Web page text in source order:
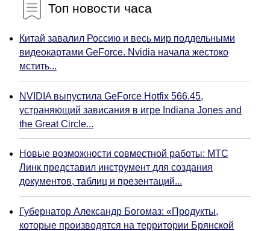
Топ новости часа
Китай завалил Россию и весь мир поддельными
видеокартами GeForce. Nvidia начала жестоко
мстить...
NVIDIA выпустила GeForce Hotfix 566.45,
устраняющий зависания в игре Indiana Jones and
the Great Circle...
Новые возможности совместной работы: МТС
Линк представил инструмент для создания
документов, таблиц и презентаций...
Губернатор Александр Богомаз: «Продукты,
которые производятся на территории Брянской